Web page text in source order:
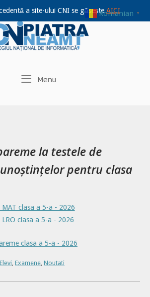
a site-ului CNI se găseșteAICI
Menu
la testele de
pentru clasa
clasa a 5-a - 2026
clasa a 5-a - 2026
clasa a 5-a - 2026
Elevi Examene Noutati
Romanian ▼